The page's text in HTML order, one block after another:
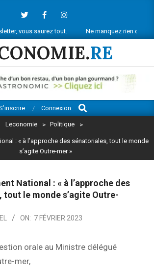
saurez tout. Ne manquez rien de l’actu
RE
Connexion
Search
Leconomie > Politique >
: « à l’approche des sénatoriales, tout le monde
s’agite Outre-mer »
National : « à l’approche des
tout le monde s’agite Outre-
ON: 7 FÉVRIER 2023
orale au Ministre délégué
mer,